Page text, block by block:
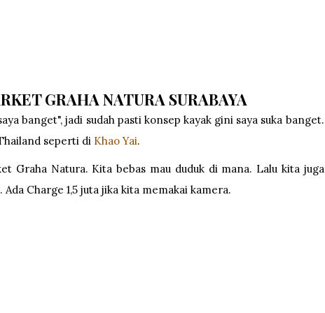
GRAHA NATURA SURABAYA
banget", jadi sudah pasti konsep kayak gini saya suka banget.
seperti di Khao Yai.
Graha Natura. Kita bebas mau duduk di mana. Lalu kita juga
Charge 1,5 juta jika kita memakai kamera.